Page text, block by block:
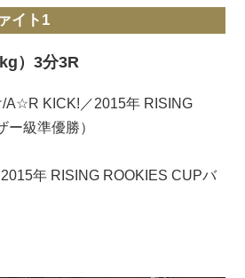
イト1
）3分3R
KICK!／2015年 RISING
ー級準優勝）
年 RISING ROOKIES CUPバ